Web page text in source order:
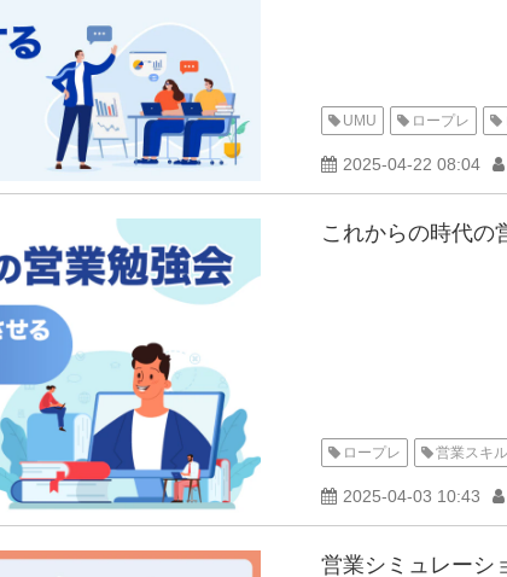
UMU ロープレ
2025-04-22 08:04
これからの時代の
ロープレ 営業スキル
2025-04-03 10:43
営業シミュレーシ